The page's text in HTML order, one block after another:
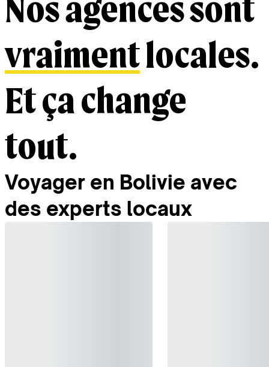
Nos agences sont
vraimentlocales.
Et ça change
tout.
Voyager en Bolivie avec
des experts locaux